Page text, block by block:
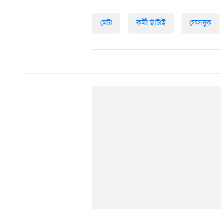
মেটা কর্মী ছাঁটাই ফেসবুক